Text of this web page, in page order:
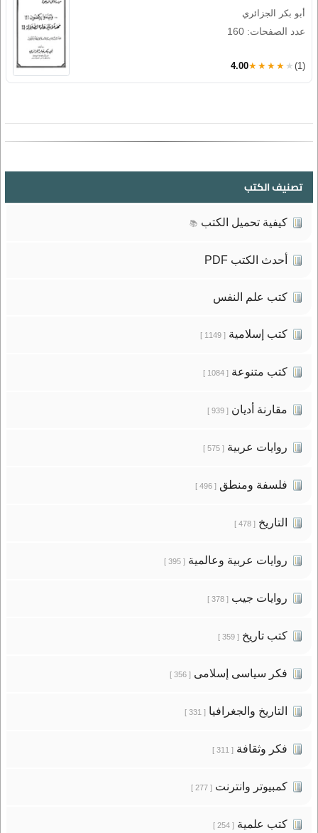
أبو بكر الجزائري
عدد الصفحات: 160
4.00★★★★★ (1)
تصنيف الكتب
كيفية تحميل الكتب 📚
أحدث الكتب PDF
كتب علم النفس
كتب إسلامية[ 1149 ]
كتب متنوعة[ 1084 ]
مقارنة أديان[ 939 ]
روايات عربية[ 575 ]
فلسفة ومنطق[ 496 ]
التاريخ[ 478 ]
روايات عربية وعالمية[ 395 ]
روايات جيب[ 378 ]
كتب تاريخ[ 359 ]
فكر سياسى إسلامى[ 356 ]
التاريخ والجغرافيا[ 331 ]
فكر وثقافة[ 311 ]
كمبيوتر وانترنت[ 277 ]
كتب علمية[ 254 ]